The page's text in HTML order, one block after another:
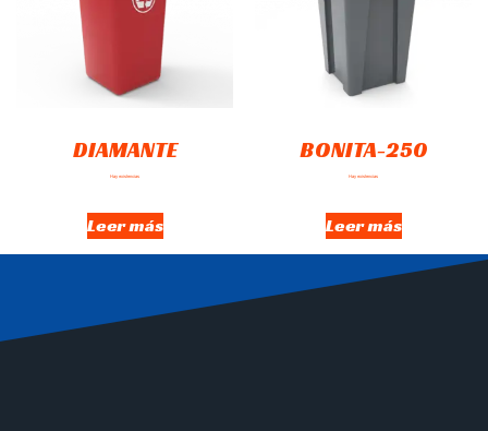
DIAMANTE
Hay existencias
Leer más
BONITA-250
Hay existencias
Leer más